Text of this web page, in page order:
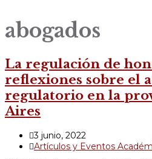
abogados
La regulación de
reflexiones sobre el
regulatorio en la
Aires
Publicación
de
3 junio, 2022
Categoría
Artículos y Eventos